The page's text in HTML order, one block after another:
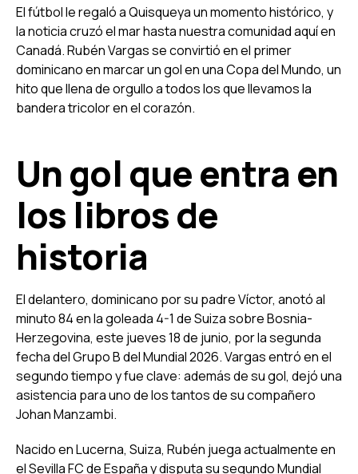
El fútbol le regaló a Quisqueya un momento histórico, y
la noticia cruzó el mar hasta nuestra comunidad aquí en
Canadá. Rubén Vargas se convirtió en el primer
dominicano en marcar un gol en una Copa del Mundo, un
hito que llena de orgullo a todos los que llevamos la
bandera tricolor en el corazón.
Un gol que entra en
los libros de
historia
El delantero, dominicano por su padre Víctor, anotó al
minuto 84 en la goleada 4-1 de Suiza sobre Bosnia-
Herzegovina, este jueves 18 de junio, por la segunda
fecha del Grupo B del Mundial 2026. Vargas entró en el
segundo tiempo y fue clave: además de su gol, dejó una
asistencia para uno de los tantos de su compañero
Johan Manzambi.
Nacido en Lucerna, Suiza, Rubén juega actualmente en
el Sevilla FC de España y disputa su segundo Mundial